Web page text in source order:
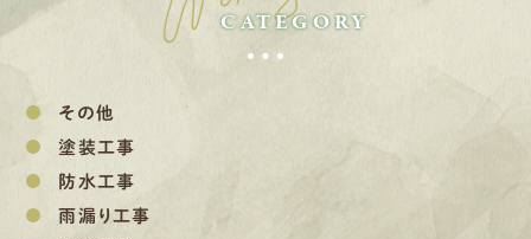
CATEGORY
その他
塗装工事
防水工事
雨漏り工事